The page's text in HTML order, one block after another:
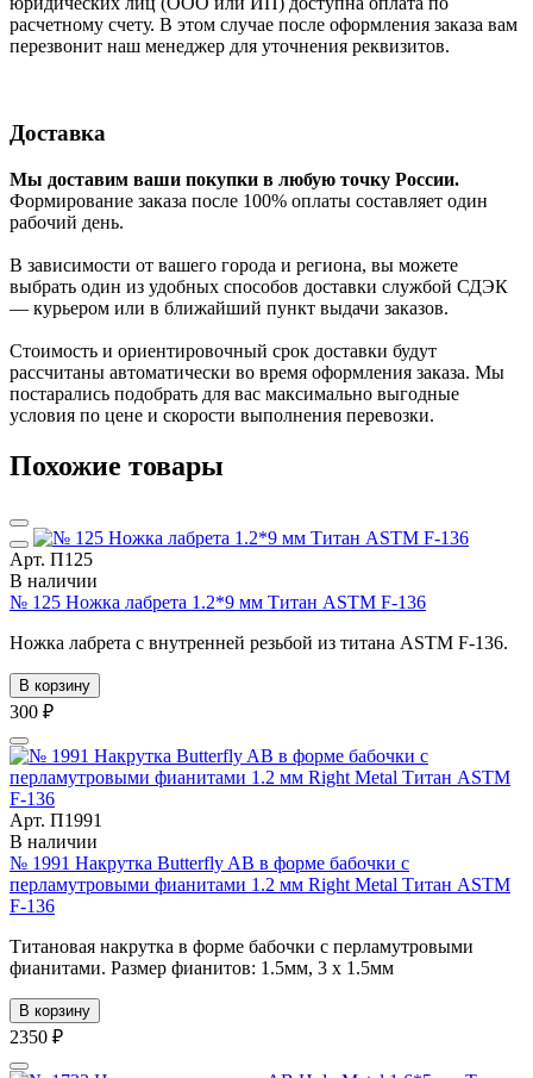
расчетному счету. В этом случае после оформления заказа вам
перезвонит наш менеджер для уточнения реквизитов.
Доставка
Мы доставим ваши покупки в любую точку России.
Формирование заказа после 100% оплаты составляет один
рабочий день.
В зависимости от вашего города и региона, вы можете
выбрать один из удобных способов доставки службой СДЭК
— курьером или в ближайший пункт выдачи заказов.
Стоимость и ориентировочный срок доставки будут
рассчитаны автоматически во время оформления заказа. Мы
постарались подобрать для вас максимально выгодные
условия по цене и скорости выполнения перевозки.
Похожие товары
Арт. П125
В наличии
№ 125 Ножка лабрета 1.2*9 мм Титан ASTM F-136
Ножка лабрета с внутренней резьбой из титана ASTM F-136.
В корзину
300 ₽
Арт. П1991
В наличии
№ 1991 Накрутка Butterfly AB в форме бабочки с
перламутровыми фианитами 1.2 мм Right Metal Титан ASTM
F-136
Титановая накрутка в форме бабочки с перламутровыми
фианитами. Размер фианитов: 1.5мм, 3 х 1.5мм
В корзину
2350 ₽